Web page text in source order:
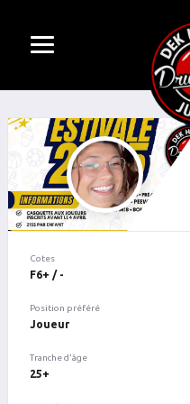
Cotes
F6+ / -
Position préféré
Joueur
Tranche d'âge
25+